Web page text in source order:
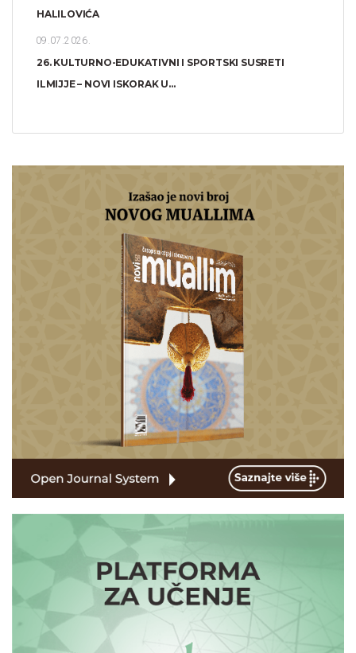
HALILOVIĆA
09.07.2026.
26. KULTURNO-EDUKATIVNI I SPORTSKI SUSRETI
ILMIJJE – NOVI ISKORAK U...